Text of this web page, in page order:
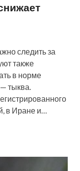
следить за
также
в норме
тыква.
в Иране и…